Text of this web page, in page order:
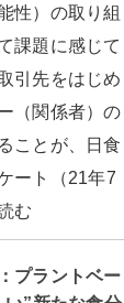
性）の取り組
課題に感じて
引先をはじめ
（関係者）の
ことが、日食
ート（21年7
む
プラントベー